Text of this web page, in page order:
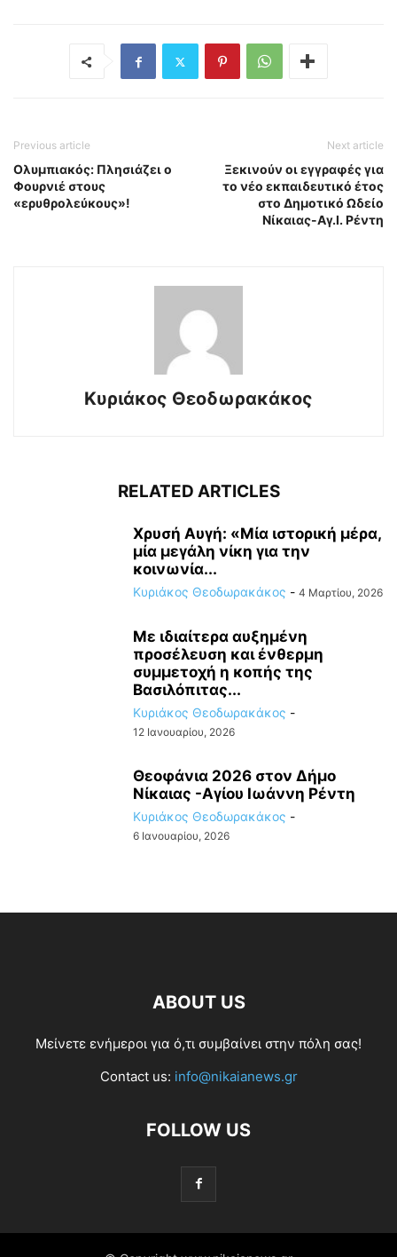
Previous article
Ολυμπιακός: Πλησιάζει ο
Φουρνιέ στους
«ερυθρολεύκους»!
Next article
Ξεκινούν οι εγγραφές για
το νέο εκπαιδευτικό έτος
στο Δημοτικό Ωδείο
Νίκαιας-Αγ.Ι. Ρέντη
Κυριάκος Θεοδωρακάκος
RELATED ARTICLES
Χρυσή Αυγή: «Μία ιστορική μέρα,
μία μεγάλη νίκη για την
κοινωνία...
Κυριάκος Θεοδωρακάκος - 4 Μαρτίου, 2026
Με ιδιαίτερα αυξημένη
προσέλευση και ένθερμη
συμμετοχή η κοπής της
Βασιλόπιτας...
Κυριάκος Θεοδωρακάκος -
12 Ιανουαρίου, 2026
Θεοφάνια 2026 στον Δήμο
Νίκαιας -Αγίου Ιωάννη Ρέντη
Κυριάκος Θεοδωρακάκος -
6 Ιανουαρίου, 2026
ABOUT US
Μείνετε ενήμεροι για ό,τι συμβαίνει στην πόλη σας!
Contact us: info@nikaianews.gr
FOLLOW US